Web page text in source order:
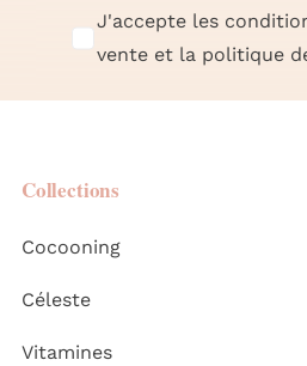
J'accepte les
vente et la politique
Collections
Cocooning
Céleste
Vitamines